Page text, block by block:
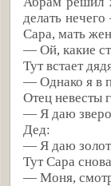
делать
Сара, мать
— Ой, какие
Тут встает
— Однако я в
Отец невесты
— Я даю
Дед:
— Я даю
Тут Сара
— Моня,